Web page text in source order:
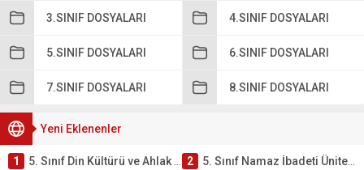
3.SINIF DOSYALARI 4.SINIF DOSYALARI
5.SINIF DOSYALARI 6.SINIF DOSYALARI
7.SINIF DOSYALARI 8.SINIF DOSYALARI
Yeni Eklenenler
1 5. Sınıf Din Kültürü ve Ahlak Bilgisi 2. Ünite: Namaz İbadeti Çalışmaları 2 5. Sınıf Namaz İbadeti Ünite Testi – Online Çöz